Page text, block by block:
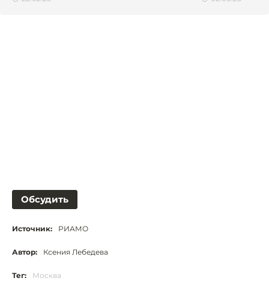
Обсудить
Источник: РИАМО
Автор: Ксения Лебедева
Тег: Москва